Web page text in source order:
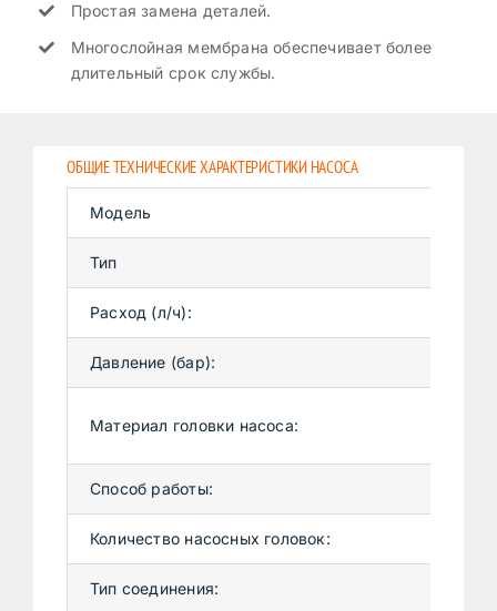
Простая замена деталей.
Многослойная мембрана обеспечивает более
длительный срок службы.
ОБЩИЕ ТЕХНИЧЕСКИЕ ХАРАКТЕРИСТИКИ НАСОСА
Модель
Тип
Расход (л/ч):
Давление (бар):
Материал головки насоса:
Способ работы:
Количество насосных головок:
Тип соединения: